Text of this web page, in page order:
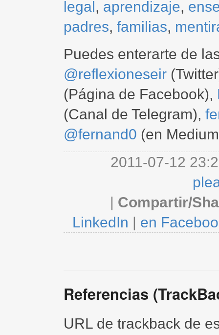
legal, aprendizaje,
padres, familias,
Puedes enterarte de
@reflexioneseir
(Página de Facebook),
(Canal de Telegram),
@fernand0 (en
2011-07-12
| Compartir/
LinkedIn | en
Referencias
URL de trackback de